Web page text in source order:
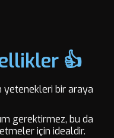
👍
yetenekleri bir araya
gerektirmez, bu da
için idealdir.